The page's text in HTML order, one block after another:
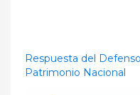
Respuesta del
Patrimonio Nacional